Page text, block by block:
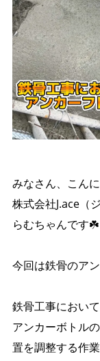
みなさん、こんに
株式会社J.ace（
らむちゃんです☘️
今回は鉄骨のア
鉄骨工事におい
アンカーボトル
置を調整する作業